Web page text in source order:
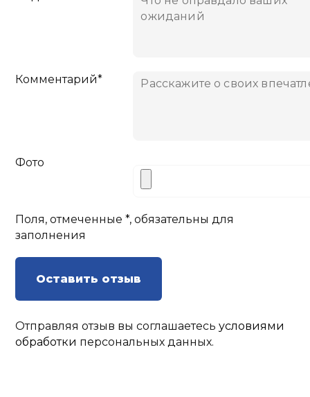
Комментарий*
Фото
Поля, отмеченные *, обязательны для
заполнения
Оставить отзыв
Отправляя отзыв вы соглашаетесьусловиями
обработки персональных данных.